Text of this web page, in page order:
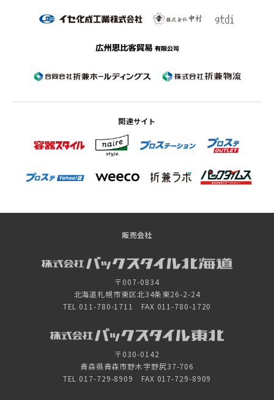
関連サイト
販売会社
〒007-0834
北海道札幌市東区北34条東26-2-24
TEL 011-780-1711 FAX 011-780-1720
〒030-0142
青森県青森市野木字野尻37-706
TEL 017-729-8909 FAX 017-729-8909